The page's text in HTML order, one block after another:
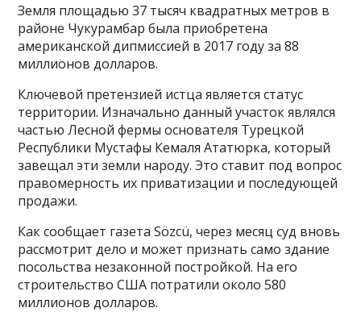
Земля площадью 37 тысяч квадратных метров в
районе Чукурамбар была приобретена
американской дипмиссией в 2017 году за 88
миллионов долларов.
Ключевой претензией истца является статус
территории. Изначально данный участок являлся
частью Лесной фермы основателя Турецкой
Республики Мустафы Кемаля Ататюрка, который
завещал эти земли народу. Это ставит под вопрос
правомерность их приватизации и последующей
продажи.
Как сообщает газета Sözcü, через месяц суд вновь
рассмотрит дело и может признать само здание
посольства незаконной постройкой. На его
строительство США потратили около 580
миллионов долларов.